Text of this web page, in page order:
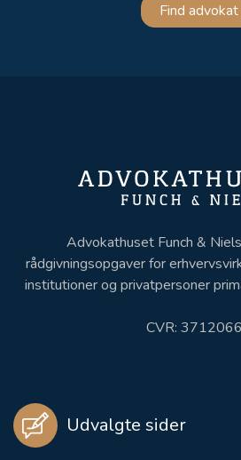
Find advokat
Advokathuset Funch &
rådgivningsopgaver for
institutioner og privatpersoner
CVR:
Udvalgte sider